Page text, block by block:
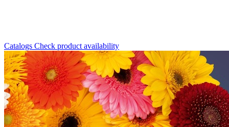
Catalogs Check product availability